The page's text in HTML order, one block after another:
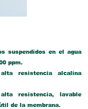
suspendidos en el agua
ppm.
resistencia alcalina
alta resistencia, lavable
de la membrana.